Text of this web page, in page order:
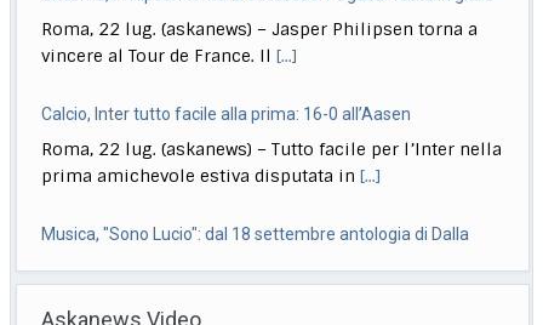
Roma, 22 lug. (askanews) – Jasper Philipsen torna a
vincere al Tour de France. Il[...]
Calcio, Inter tutto facile alla prima: 16-0 all’Aasen
Roma, 22 lug. (askanews) – Tutto facile per l’Inter nella
prima amichevole estiva disputata in[...]
Musica, "Sono Lucio": dal 18 settembre antologia di Dalla
Roma, 22 lug. (askanews) – Il 18 settembre esce "Sono